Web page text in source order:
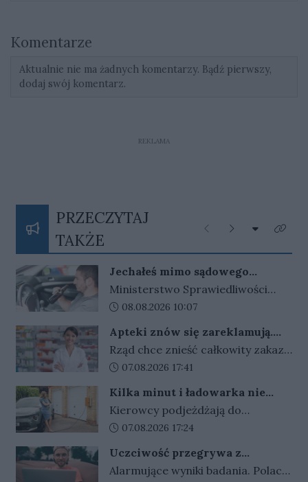
Komentarze
Aktualnie nie ma żadnych komentarzy. Bądź pierwszy,
dodaj swój komentarz.
REKLAMA
PRZECZYTAJ
TAKŻE
Poprzednie
Następne
Rozwiń
Kliknij
Jechałeś mimo sądowego
zakazu? Koniec z wyrokami w
zawieszeniu. Rząd zaostrza
przepisy dla kierowców
Ministerstwo Sprawiedliwości
szykuje ostre zmiany dla
zakazu prowadzenia auta i
recydywę po alkoholu ma grozić
bezwzględne więzienie.
Data dodania artykułu:
08.08.2026 10:07
Apteki znów się zareklamują.
Ale nie bez ograniczeń
Rząd chce znieść całkowity zakaz
reklamy aptek. Nadal jednak
lojalnościowe, presja zakupowa i
udział dzieci.
Data dodania artykułu:
07.08.2026 17:41
Kilka minut i ładowarka nie
działa. Złodzieje znaleźli sposób
na szybki zarobek kosztem
kierowców
Kierowcy podjeżdżają do
ładowarek i zamiast przewodów
kabli stają się plagą, a straty
operatorów sięgają dziesiątek
Data dodania artykułu:
07.08.2026 17:24
Uczciwość przegrywa z
pieniędzmi. Tak tłumaczymy
finansowe przekręty
Alarmujące wyniki badania. Polacy